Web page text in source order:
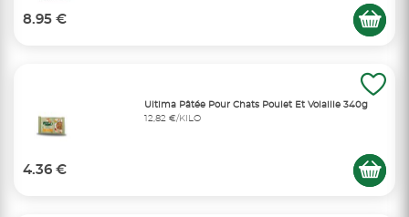
8.95 €
Ultima Pâtée Pour Chats Poulet Et Volaille 340g
12,82 €/KILO
4.36 €